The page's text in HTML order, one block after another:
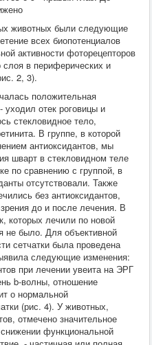
животных были следующие
всех биопотенциалов
активности фоторецепторов
слоя в периферических и
2, 3).
положительная
уходил отек роговицы и
стекловидное тело,
В группе, в которой
антиоксидантов, мы
шварт в стекловидном теле
по сравнению с группой, в
отсутствовали. Также
без антиоксидантов,
до и после лечения. В
которых лечили по новой
не было. Для объективной
сетчатки была проведена
следующие изменения:
при лечении увеита на ЭРГ
b-волны, отношение
о нормальной
(рис. 4). У животных,
отмечено значительное
функциональной